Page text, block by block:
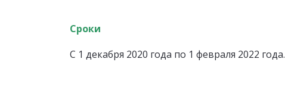
Сроки
С 1 декабря 2020 года по 1 февраля 2022 года.